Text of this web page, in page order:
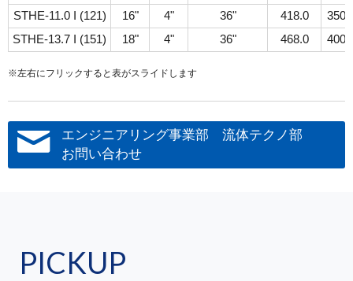
STHE-11.0 I (121)
16" 4" 36" 418.0
350
STHE-13.7 I (151)
18" 4" 36" 468.0 400
※左右にフリックすると表がスライドします
エンジニアリング事業部 流体テクノ部
お問い合わせ
PICKUP